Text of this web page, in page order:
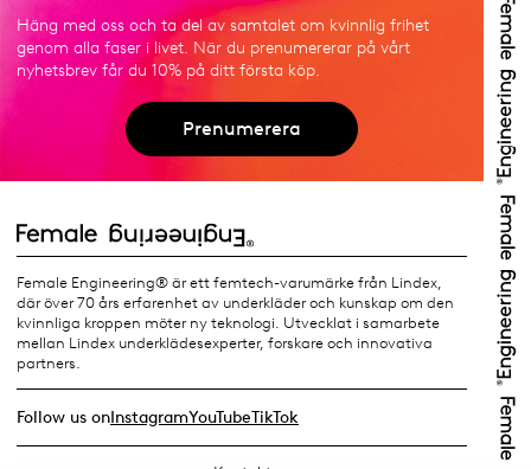
Häng med oss och ta del av samtalet om kvinnlig frihet
genom alla faser i livet. När du prenumererar på vårt
nyhetsbrev får du 10% på ditt första köp.
Prenumerera
Female Engineering® är ett femtech-varumärke från Lindex,
där över 70 års erfarenhet av underkläder och kunskap om den
kvinnliga kroppen möter ny teknologi. Utvecklat i samarbete
mellan Lindex underklädesexperter, forskare och innovativa
partners.
Follow us onInstagramYouTubeTikTok